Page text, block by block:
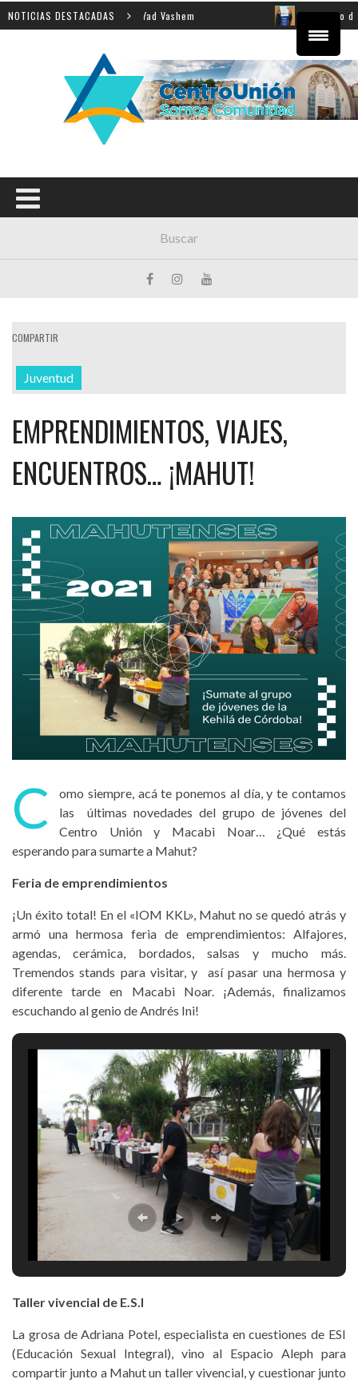
NOTICIAS DESTACADAS
la Shoá en Yad Vashem El equipo directivo
COMPARTIR
Juventud
EMPRENDIMIENTOS, VIAJES,
ENCUENTROS… ¡MAHUT!
C
omo siempre, acá te ponemos al día, y te contamos
las últimas novedades del grupo de jóvenes del
Centro Unión y Macabi Noar… ¿Qué estás
esperando para sumarte a Mahut?
Feria de emprendimientos
¡Un éxito total! En el «IOM KKL», Mahut no se quedó atrás y
armó una hermosa feria de emprendimientos: Alfajores,
agendas, cerámica, bordados, salsas y mucho más.
Tremendos stands para visitar, y así pasar una hermosa y
diferente tarde en Macabi Noar. ¡Además, finalizamos
escuchando al genio de Andrés Ini!
Taller vivencial de E.S.I
La grosa de Adriana Potel, especialista en cuestiones de ESI
(Educación Sexual Integral), vino al Espacio Aleph para
compartir junto a Mahut un taller vivencial, y cuestionar junto